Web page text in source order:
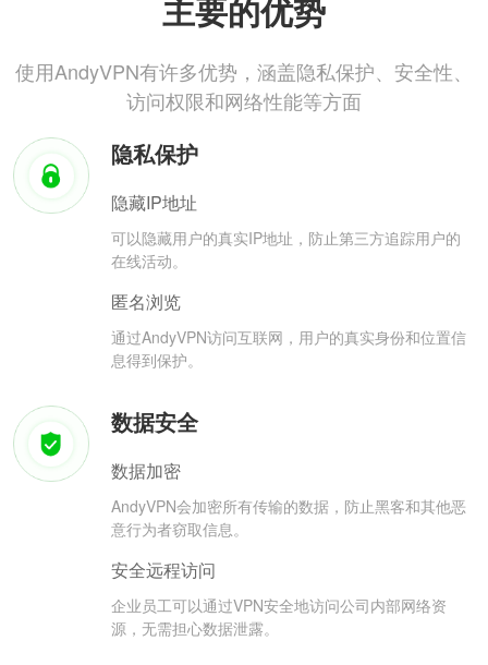
主要的优势
使用AndyVPN有许多优势，涵盖隐私保护、安全性、
访问权限和网络性能等方面
隐私保护
隐藏IP地址
可以隐藏用户的真实IP地址，防止第三方追踪用户的
在线活动。
匿名浏览
通过AndyVPN访问互联网，用户的真实身份和位置信
息得到保护。
数据安全
数据加密
AndyVPN会加密所有传输的数据，防止黑客和其他恶
意行为者窃取信息。
安全远程访问
企业员工可以通过VPN安全地访问公司内部网络资
源，无需担心数据泄露。